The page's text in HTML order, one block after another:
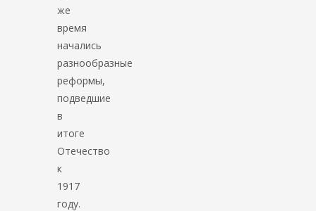
же
время
начались
разнообразные
реформы,
подведшие
в
итоге
Отечество
к
1917
году.